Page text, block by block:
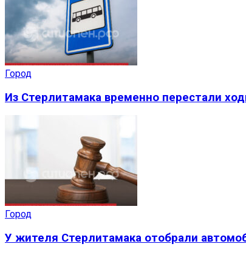
Город
Из Стерлитамака временно перестали
Город
У жителя Стерлитамака отобрали